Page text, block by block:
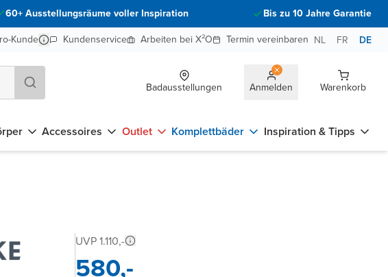
60+ Ausstellungsräume voller Inspiration
Bis zu 10 Jahre Garantie
Kunde
Kundenservice Arbeiten bei X²O Termin vereinbaren NL FR DE
Badausstellungen Anmelden Warenkorb
Accessoires Outlet Komplettbäder Inspiration & Tipps
UVP 1.110,-
580,-